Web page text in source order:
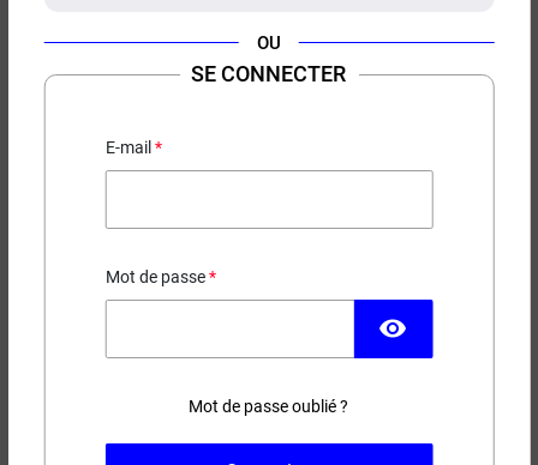
OU
SE CONNECTER
E-mail
Mot de passe
visibility
Mot de passe oublié ?
CONCENTRÉ PACHAMAK
Fruits rouges - Raisin - Frais
EN STOCK
Contenance